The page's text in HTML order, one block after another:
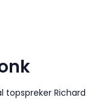
Richard